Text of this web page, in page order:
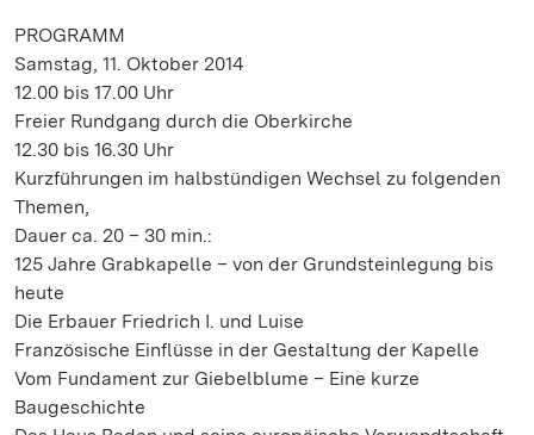
PROGRAMM
Samstag, 11. Oktober 2014
12.00 bis 17.00 Uhr
Freier Rundgang durch die Oberkirche
12.30 bis 16.30 Uhr
Kurzführungen im halbstündigen Wechsel zu folgenden
Themen,
Dauer ca. 20 – 30 min.:
125 Jahre Grabkapelle – von der Grundsteinlegung bis
heute
Die Erbauer Friedrich I. und Luise
Französische Einflüsse in der Gestaltung der Kapelle
Vom Fundament zur Giebelblume – Eine kurze
Baugeschichte